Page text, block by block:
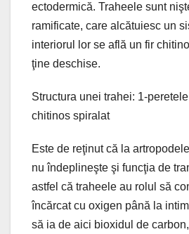
ectodermică. Traheele sunt
ramificate, care alcătuiesc un
interiorul lor se află un fir
ţine deschise.
Structura unei trahei: 1-
chitinos spiralat
Este de reţinut că la
nu îndeplineşte şi funcţia de
astfel că traheele au rolul să
încărcat cu oxigen până la
să ia de aici bioxidul de